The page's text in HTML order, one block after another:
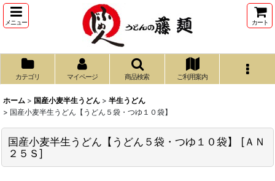
メニュー カート
カテゴリ マイページ 商品検索 ご利用案内
ホーム > 国産小麦半生うどん > 半生うどん
> 国産小麦半生うどん【うどん５袋・つゆ１０袋】
国産小麦半生うどん【うどん５袋・つゆ１０袋】 [ＡＮ
２５Ｓ]